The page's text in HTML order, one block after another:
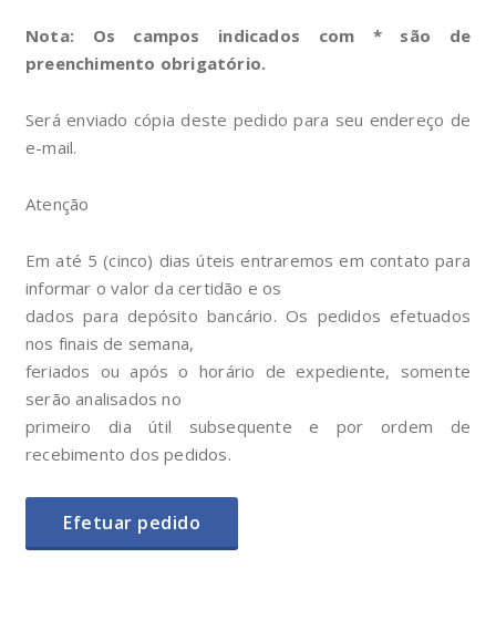
Nota: Os campos indicados com * são de
preenchimento obrigatório.
Será enviado cópia deste pedido para seu endereço de
e-mail.
Atenção
Em até 5 (cinco) dias úteis entraremos em contato para
informar o valor da certidão e os
dados para depósito bancário. Os pedidos efetuados
nos finais de semana,
feriados ou após o horário de expediente, somente
serão analisados no
primeiro dia útil subsequente e por ordem de
recebimento dos pedidos.